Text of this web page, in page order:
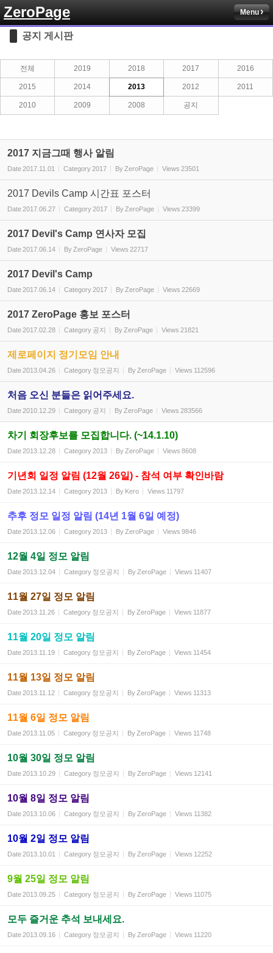
ZeroPage Menu
공지 게시판
전체 2019 2018 2017 2016
2015 2014 2013 2012 2011
2010 2009 2008 공지
2017 지금그때 행사 알림
Date2017.11.01 Category2017 By ZeroPage Views 23501
2017 Devils Camp 시간표 포스터
Date2017.06.27 Category2017 By ZeroPage Views 23399
2017 Devil's Camp 연사자 모집
Date2017.06.14 By ZeroPage Views 22717
2017 Devil's Camp
Date2017.06.14 Category2017 By ZeroPage Views 22669
2017 ZeroPage 홍보 포스터
Date2017.02.28 Category 공지 By ZeroPage Views 21821
제로페이지 정기모임 안내
Date2013.04.26 Category 정모공지 By ZeroPage Views 112596
처음 오신 분들은 읽어주세요.
Date2010.12.29 Category 공지 By ZeroPage Views 283566
차기 회장후보를 모집합니다. (~14.1.10)
Date2013.12.28 Category2013 By ZeroPage Views 8608
기년회 일정 알림 (12월 26일) - 참석 여부 확인바람
Date2013.12.14 Category2013 By Kero Views 11797
추후 정모 일정 알림 (14년 1월 6일 예정)
Date2013.12.06 Category2013 By ZeroPage Views 9846
12월 4일 정모 알림
Date2013.12.04 Category 정모공지 By ZeroPage Views 11407
11월 27일 정모 알림
Date2013.11.26 Category 정모공지 By ZeroPage Views 11877
11월 20일 정모 알림
Date2013.11.19 Category 정모공지 By ZeroPage Views 11454
11월 13일 정모 알림
Date2013.11.12 Category 정모공지 By ZeroPage Views 11313
11월 6일 정모 알림
Date2013.11.05 Category 정모공지 By ZeroPage Views 11748
10월 30일 정모 알림
Date2013.10.29 Category 정모공지 By ZeroPage Views 12141
10월 8일 정모 알림
Date2013.10.06 Category 정모공지 By ZeroPage Views 11382
10월 2일 정모 알림
Date2013.10.01 Category 정모공지 By ZeroPage Views 12252
9월 25일 정모 알림
Date2013.09.25 Category 정모공지 By ZeroPage Views 11075
모두 즐거운 추석 보내세요.
Date2013.09.16 Category 정모공지 By ZeroPage Views 11220
Sketchbook5, 스케치북5
Sketchbook5, 스케치북5